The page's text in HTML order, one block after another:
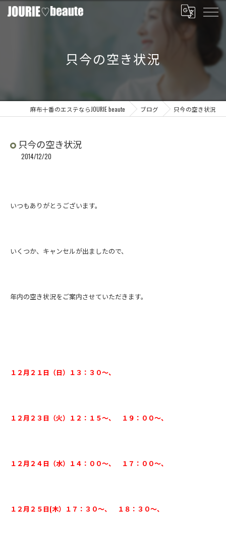
只今の空き状況
麻布十番のエステならJOURIE beaute ブログ 只今の空き状況
只今の空き状況
2014/12/20
いつもありがとうございます。
いくつか、キャンセルが出ましたので、
年内の空き状況をご案内させていただきます。
１２月２１日（日）１３：３０～、
１２月２３日（火）１２：１５～、 １９：００～、
１２月２４日（水）１４：００～、 １７：００～、
１２月２５日(木）１７：３０～、 １８：３０～、